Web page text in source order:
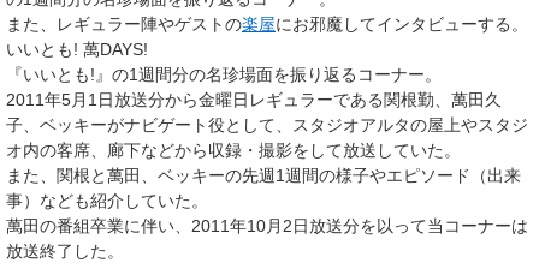
また、レギュラー陣やゲストの楽屋にお邪魔してインタビューする。
いいとも! 萬DAYS!
『いいとも!』の1週間分の名珍場面を振り返るコーナー。
2011年5月1日放送分から金曜日レギュラーである関根勤、萬田久
子、ベッキーがナビゲート役として、スタジオアルタの屋上やスタジ
オ内の客席、廊下などから収録・撮影をして放送していた。
また、関根と萬田、ベッキーの先週1週間の様子やエピソード（出来
事）なども紹介していた。
萬田の番組卒業に伴い、2011年10月2日放送分を以って当コーナーは
放送終了した。